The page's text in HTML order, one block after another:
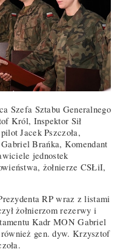
Szefa Sztabu Generalnego
Król, Inspektor Sił
Jacek Pszczoła,
Brańka, Komendant
jednostek
żołnierze CSŁiI,
RP wraz z listami
żołnierzom rezerwy i
Kadr MON Gabriel
gen. dyw. Krzysztof